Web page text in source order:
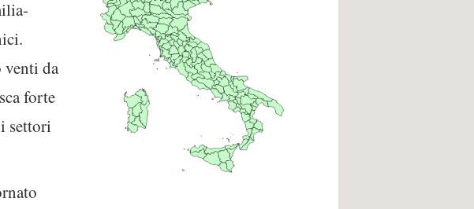
venti da
forte
settori